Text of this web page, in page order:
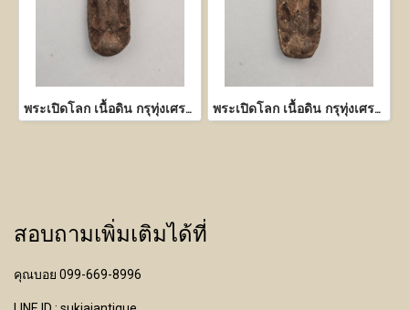
พระเปิดโลก เนื้อดิน กรุทุ่งเศรษฐี กำแพงเพชร พระเปิดโลก เนื้อดิน กรุทุ่งเศรษฐี กำแพงเพชร
สอบถามเพิ่มเติมได้ที่
คุณบอย 099-669-8996